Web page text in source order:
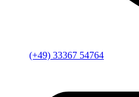
(+49) 33367 54764